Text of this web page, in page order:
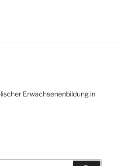
Erwachsenenbildung in